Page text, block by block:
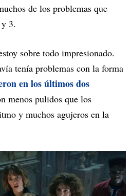
de los problemas que
3.
sobre todo impresionado.
tenía problemas con la forma
en los últimos dos
menos pulidos que los
y muchos agujeros en la